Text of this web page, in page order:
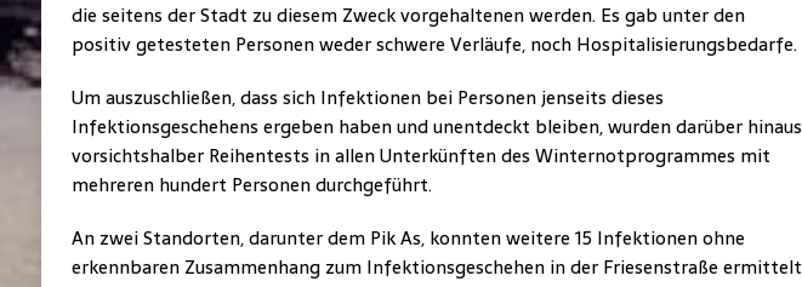
die seitens der Stadt zu diesem Zweck vorgehaltenen werden. Es gab unter den
positiv getesteten Personen weder schwere Verläufe, noch Hospitalisierungsbedarfe.
Um auszuschließen, dass sich Infektionen bei Personen jenseits dieses
Infektionsgeschehens ergeben haben und unentdeckt bleiben, wurden darüber hinaus
vorsichtshalber Reihentests in allen Unterkünften des Winternotprogrammes mit
mehreren hundert Personen durchgeführt.
An zwei Standorten, darunter dem Pik As, konnten weitere 15 Infektionen ohne
erkennbaren Zusammenhang zum Infektionsgeschehen in der Friesenstraße ermittelt